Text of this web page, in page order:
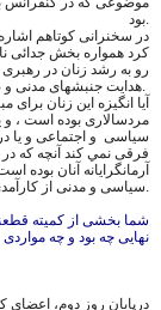
کرد همواره بخش جدائى
رو به رشد زنان در
آیا انگیزه این زنان
مردسالاری بوده است ، و
سیاسی و اجتماعى و یا
فرقى نمي كند آنچه كه
آرمانگرايانه آنان
نهایی چه بود و چه